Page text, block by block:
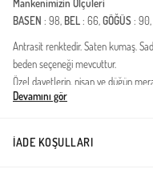
Mankenimizin Ölçüleri
BASEN : 98, BEL: 66,GÖĞÜS: 90,
Antrasit renktedir. Saten kumaş.
beden seçeneği mevcuttur.
Özel davetlerin, nişan ve düğün
zarafeti ve asaleti bir arada sunuyor.
örneklerinden biridir. İçeriğinde
sağlarken estetik görünümden
Devamını gör
İADE KOŞULLARI